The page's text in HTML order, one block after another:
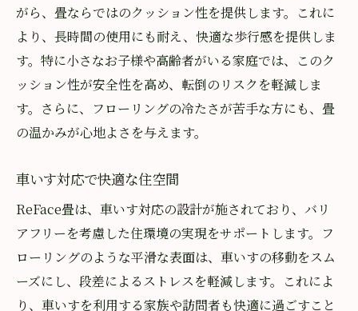
車いすでも安心して暮らせる環境
和室と洋室の良さを融合した生活
畳をフローリング風にアレンジ
地元業者による信頼の施工
将来の和室復元も簡単に
フローリングから畳への再変更が容易
和室復元に必要な手順と費用
フローリング風デザインの取り外し
住環境に応じたフレキシブルな対応
将来の住まいの選択肢を広げる
畳の良さを再発見する機会
がら、畳ならではのクッション性を提供します。これに
より、長時間の使用にも耐え、快適な歩行感を提供しま
す。特に小さなお子様や高齢者がいる家庭では、このク
ッション性が安全性を高め、転倒のリスクを軽減しま
す。さらに、フローリングの冷たさが苦手な方にも、畳
の温かみが心地よさを与えます。
車いす対応で快適な住空間
ReFace畳は、車いす対応の設計が施されており、バリ
アフリーを考慮した住環境の実現をサポートします。フ
ローリングのような平滑な表面は、車いすの移動をスム
ーズにし、段差によるストレスを軽減します。これによ
り、車いすを利用する家族や訪問者も快適に過ごすこと